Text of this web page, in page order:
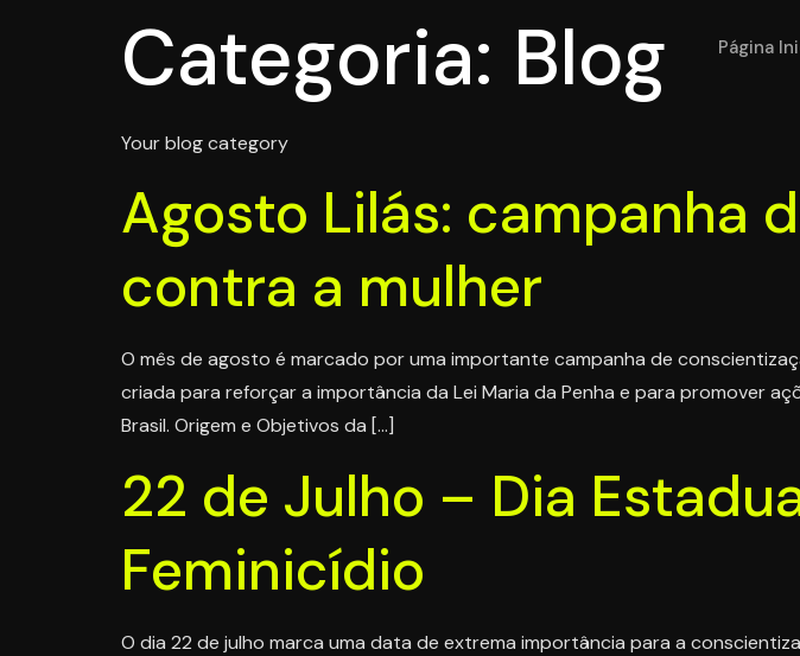
Página
Categoria: Blog
Your blog category
Agosto Lilás: campanha
contra a mulher
O mês de agosto é marcado por uma importante campanha de
criada para reforçar a importância da Lei Maria da Penha e para promover
Brasil. Origem e Objetivos da […]
22 de Julho – Dia
Feminicídio
O dia 22 de julho marca uma data de extrema importância para a